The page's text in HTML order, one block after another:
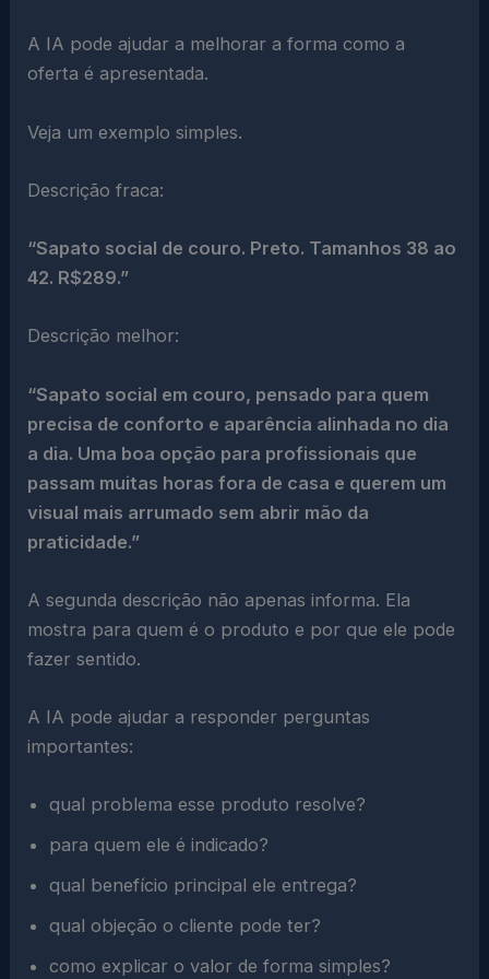
A IA pode ajudar a melhorar a forma como a
oferta é apresentada.
Veja um exemplo simples.
Descrição fraca:
“Sapato social de couro. Preto. Tamanhos 38 ao
42. R$289.”
Descrição melhor:
“Sapato social em couro, pensado para quem
precisa de conforto e aparência alinhada no dia
a dia. Uma boa opção para profissionais que
passam muitas horas fora de casa e querem um
visual mais arrumado sem abrir mão da
praticidade.”
A segunda descrição não apenas informa. Ela
mostra para quem é o produto e por que ele pode
fazer sentido.
A IA pode ajudar a responder perguntas
importantes:
qual problema esse produto resolve?
para quem ele é indicado?
qual benefício principal ele entrega?
qual objeção o cliente pode ter?
como explicar o valor de forma simples?